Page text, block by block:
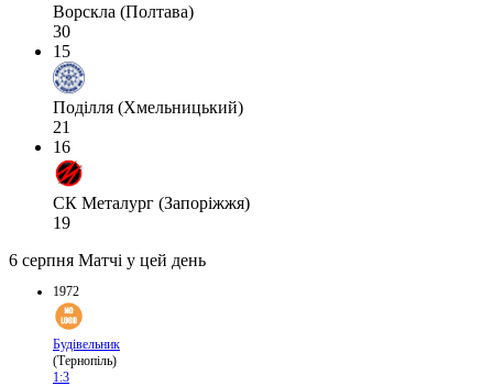
Ворскла (Полтава)
30
15
Поділля (Хмельницький)
21
16
СК Металург (Запоріжжя)
19
6 серпня Матчі у цей день
1972
Будівельник
(Тернопіль)
1:3